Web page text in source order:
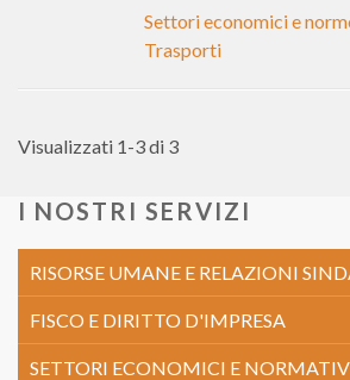
Settori economici e
Trasporti
Visualizzati 1-3 di 3
I NOSTRI SERVIZI
RISORSE UMANE E RELAZIONI
FISCO E DIRITTO D'IMPRESA
SETTORI ECONOMICI E